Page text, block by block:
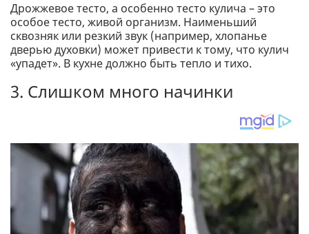
Дрожжевое тесто, а особенно тесто кулича – это
особое тесто, живой организм. Наименьший
сквозняк или резкий звук (например, хлопанье
дверью духовки) может привести к тому, что кулич
«упадет». В кухне должно быть тепло и тихо.
3. Слишком много начинки